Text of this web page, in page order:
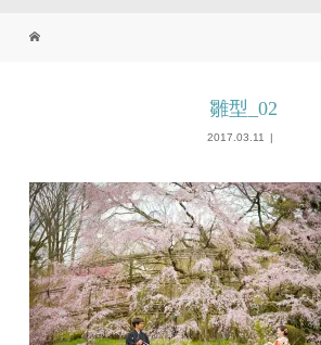
雛型_02
2017.03.11